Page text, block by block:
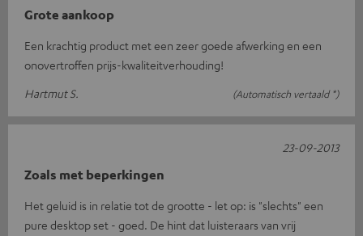
Grote aankoop
Een krachtig product met een zeer goede afwerking en een
onovertroffen prijs-kwaliteitverhouding!
Hartmut S.
(Automatisch vertaald *)
Zoals met beperkingen
Het geluid is in relatie tot de grootte - let op: is "slechts" een
pure desktop set - goed. De hint dat luisteraars van vrij
23-09-2013